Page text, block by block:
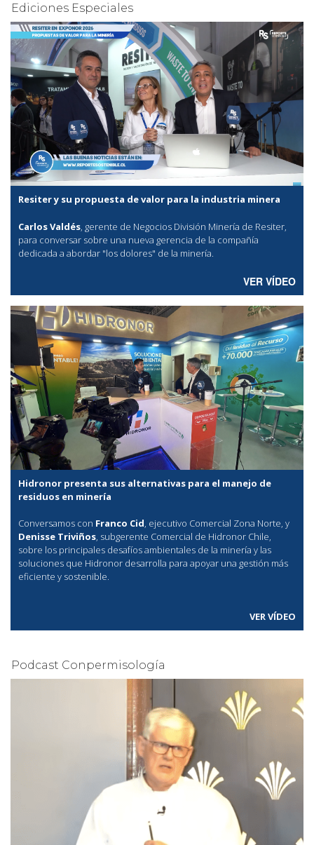
Ediciones Especiales
Resiter y su propuesta de valor para la industria minera
Carlos Valdés , gerente de Negocios División Minería de Resiter,
para conversar sobre una nueva gerencia de la compañía
dedicada a abordar "los dolores" de la minería.
VER VÍDEO
Hidronor presenta sus alternativas para el manejo de
residuos en minería
Conversamos con Franco Cid, ejecutivo Comercial Zona Norte, y
Denisse Triviños, subgerente Comercial de Hidronor Chile,
sobre los principales desafíos ambientales de la minería y las
soluciones que Hidronor desarrolla para apoyar una gestión más
eficiente y sostenible.
VER VÍDEO
Podcast Conpermisología